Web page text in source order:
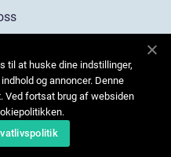
oss
til at huske dine indstillinger,
og annoncer. Denne
Ved fortsat brug af websiden